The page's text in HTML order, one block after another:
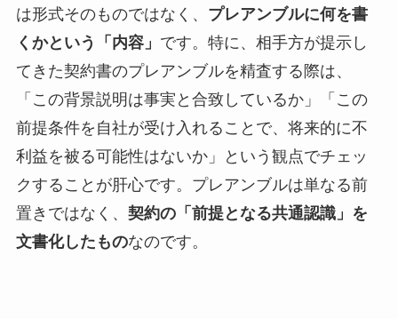
は形式そのものではなく、 プレアンブルに何を書
くかという「内容」 です。特に、相手方が提示し
てきた契約書のプレアンブルを精査する際は、
「この背景説明は事実と合致しているか」「この
前提条件を自社が受け入れることで、将来的に不
利益を被る可能性はないか」という観点でチェッ
クすることが肝心です。プレアンブルは単なる前
置きではなく、 契約の「前提となる共通認識」を
文書化したものなのです。